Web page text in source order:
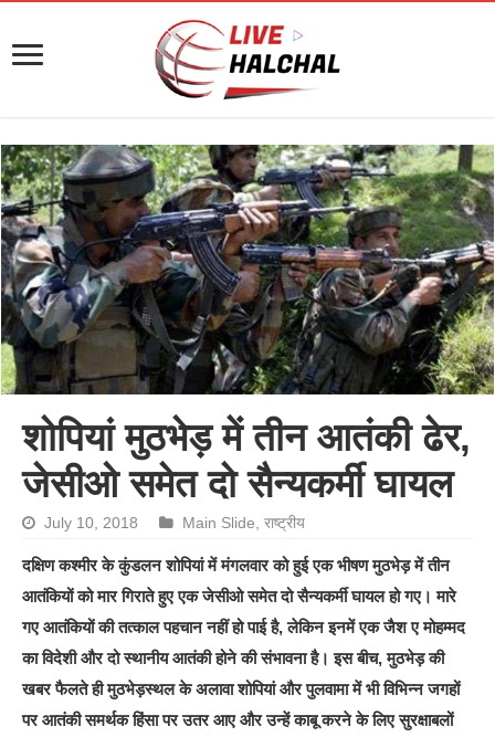
शोपियां मुठभेड़ में तीन आतंकी ढेर,
जेसीओ समेत दो सैन्यकर्मी घायल
July 10, 2018 Main Slide,राष्ट्रीय
दक्षिण कश्मीर के कुंडलन शोपियां में मंगलवार को हुई एक भीषण मुठभेड़ में तीन
आतंकियों को मार गिराते हुए एक जेसीओ समेत दो सैन्यकर्मी घायल हो गए। मारे
गए आतंकियों की तत्काल पहचान नहीं हो पाई है, लेकिन इनमें एक जैश ए मोहम्मद
का विदेशी और दो स्थानीय आतंकी होने की संभावना है। इस बीच, मुठभेड़ की
खबर फैलते ही मुठभेड़स्थल के अलावा शोपियां और पुलवामा में भी विभिन्न जगहों
पर आतंकी समर्थक हिंसा पर उतर आए और उन्हें काबू करने के लिए सुरक्षाबलों